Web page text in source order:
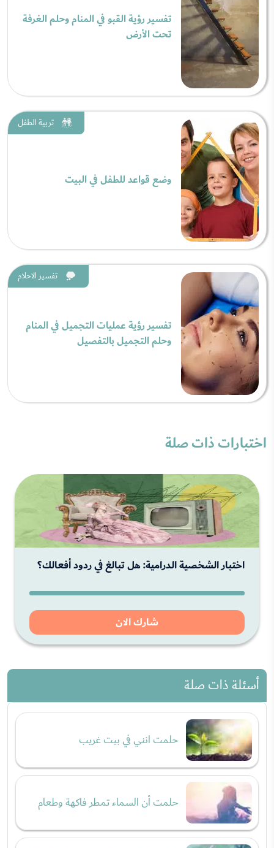
تفسير رؤية القبو في المنام وحلم الغرفة
تحت الأرض
تربية الطفل
وضع قواعد للطفل في البيت
تفسير الاحلام
تفسير رؤية عمليات التجميل في المنام
وحلم التجميل بالتفصيل
اختبارات ذات صلة
اختبار الشخصية الدرامية: هل تبالغ في ردود أفعالك؟
شارك الان
أسئلة ذات صلة
حلمت انني في بيت غريب
حلمت أن السماء تمطر فاكهة وطعام